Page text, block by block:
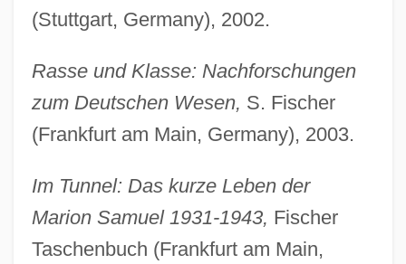
(Stuttgart, Germany), 2002.
Rasse und Klasse: Nachforschungen
zum Deutschen Wesen, S. Fischer
(Frankfurt am Main, Germany), 2003.
Im Tunnel: Das kurze Leben der
Marion Samuel 1931-1943, Fischer
Taschenbuch (Frankfurt am Main,